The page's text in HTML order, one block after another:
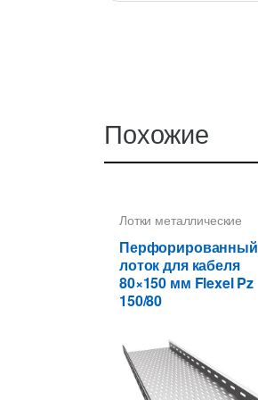
Похожие
Лотки металлические
Перфорированные лотки
высотой 80 мм
Перфорированный
лоток для кабеля
80×150 мм Flexel Pz
150/80